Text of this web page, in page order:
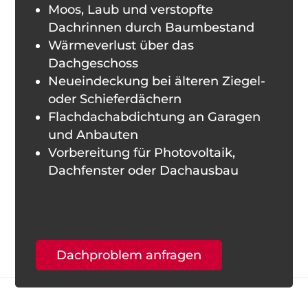
Moos, Laub und verstopfte
Dachrinnen durch Baumbestand
Wärmeverlust über das
Dachgeschoss
Neueindeckung bei älteren Ziegel-
oder Schieferdächern
Flachdachabdichtung an Garagen
und Anbauten
Vorbereitung für Photovoltaik,
Dachfenster oder Dachausbau
Dachproblem anfragen